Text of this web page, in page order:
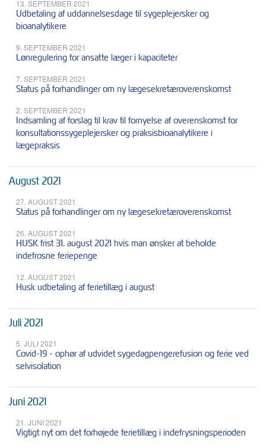
13. SEPTEMBER 2021
Udbetaling af uddannelsesdage til sygeplejersker og
bioanalytikere
9. SEPTEMBER 2021
Lønregulering for ansatte læger i kapaciteter
7. SEPTEMBER 2021
Status på forhandlinger om ny lægesekretæroverenskomst
2. SEPTEMBER 2021
Indsamling af forslag til krav til fornyelse af overenskomst for
konsultationssygeplejersker og praksisbioanalytikere i
lægepraksis
August 2021
27. AUGUST 2021
Status på forhandlinger om ny lægesekretæroverenskomst
26. AUGUST 2021
HUSK frist 31. august 2021 hvis man ønsker at beholde
indefrosne feriepenge
12. AUGUST 2021
Husk udbetaling af ferietillæg i august
Juli 2021
5. JULI 2021
Covid-19 - ophør af udvidet sygedagpengerefusion og ferie ved
selvisolation
Juni 2021
21. JUNI 2021
Vigtigt nyt om det forhøjede ferietillæg i indefrysningsperioden